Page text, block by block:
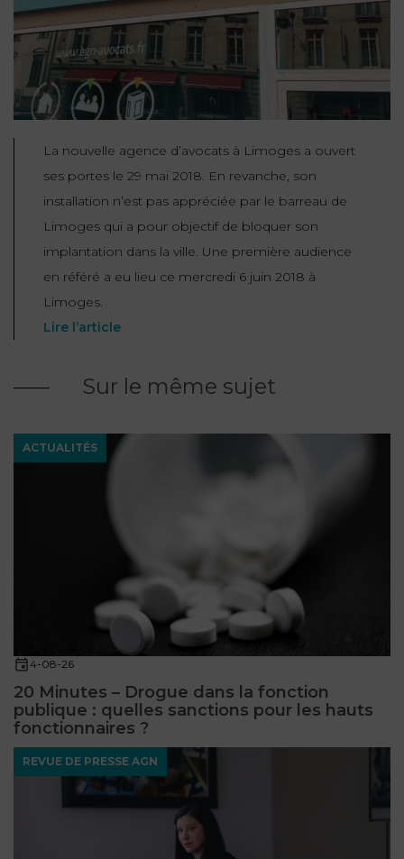
DU
TRAVAIL
RESPONSABILITÉ
& ASSURANCE
IMMOBILIER
CONTRATS &
CONSOMMATION
DROIT
CALCULER
INDEMNITÉ DE
ALIMENTAIRE
PRESTATION
COMPENSATOIRE
PRÉJUDICE
CORPOREL
CONSOMMATION
DROIT
DES
AFFAIRES
RESPONSABILITÉ
& ASSURANCE
FISCALITÉ
IMMOBILIER
DROIT
ADMINISTRATIF
AGN
AVOCATS
SERVICE
FRANCO-
START-
UPS
RGPD
DONNÉES
PERSONNELLES
NUMÉRIQUE
PROPRIÉTÉ
INTELLECTUELLE
ENTREPRISES
PERSONNES
PUBLIQUES
AGN
HAUSSMANN
DROIT
DU
TOURISME
NOUS
CONNAÎTRE
EQUIPE
DIRIGEANTE
NOUS
Nos
agences
Prendre
72
24
La nouvelle agence d’avocats à Limoges a ouvert
ses portes le 29 mai 2018. En revanche, son
installation n’est pas appréciée par le barreau de
Limoges qui a pour objectif de bloquer son
implantation dans la ville. Une première audience
en référé a eu lieu ce mercredi 6 juin 2018 à
Limoges.
Lire l’article
Sur le même sujet
ACTUALITÉS
4-08-26
20 Minutes – Drogue dans la fonction
publique : quelles sanctions pour les hauts
fonctionnaires ?
REVUE DE PRESSE AGN